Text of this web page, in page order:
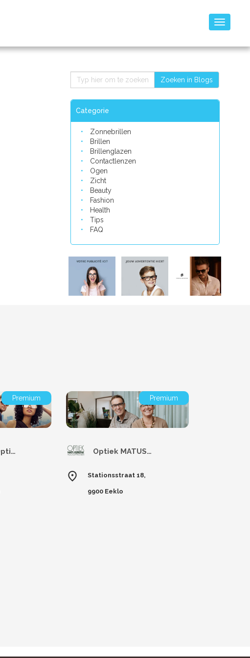
Toggle
Zoeken in Blogs
Categorie
Zonnebrillen
Brillen
Brillenglazen
Contactlenzen
Ogen
Zicht
Beauty
Fashion
Health
Tips
FAQ
Premium
Baeckens Optics
Premium
Optiek MATUSZCZAK
Stationsstraat 18,
9900 Eeklo